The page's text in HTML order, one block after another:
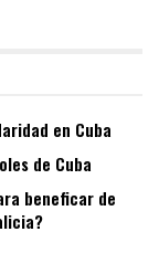
en Cuba
de Cuba
beneficar de